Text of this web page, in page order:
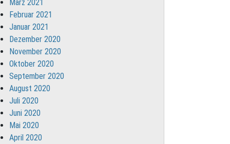
März 2021
Februar 2021
Januar 2021
Dezember 2020
November 2020
Oktober 2020
September 2020
August 2020
Juli 2020
Juni 2020
Mai 2020
April 2020